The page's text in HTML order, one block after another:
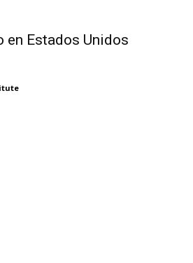
en Estados Unidos